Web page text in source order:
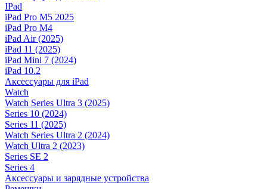
IPad
iPad Pro M5 2025
iPad Pro M4
iPad Air (2025)
iPad 11 (2025)
iPad Mini 7 (2024)
iPad 10.2
Аксессуары для iPad
Watch
Watch Series Ultra 3 (2025)
Series 10 (2024)
Series 11 (2025)
Watch Series Ultra 2 (2024)
Watch Ultra 2 (2023)
Series SE 2
Series 4
Аксессуары и зарядные устройства